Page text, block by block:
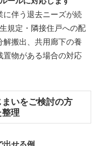
に伴う退去ニーズが続
規定・隣接住戸への配
解搬出、共用廊下の養
置物がある場合の対応
まいをご検討の方
理